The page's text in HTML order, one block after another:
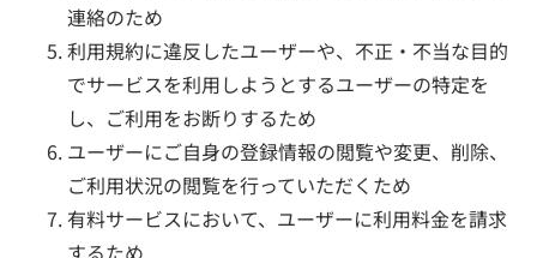
連絡のため
利用規約に違反したユーザーや、不正・不当な目的
でサービスを利用しようとするユーザーの特定を
し、ご利用をお断りするため
ユーザーにご自身の登録情報の閲覧や変更、削除、
ご利用状況の閲覧を行っていただくため
有料サービスにおいて、ユーザーに利用料金を請求
するため